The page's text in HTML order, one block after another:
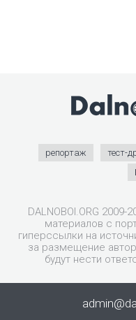
репортаж тест-
DALNOBOI.ORG
материалов с
гиперссылки на
за размещение
будут нести